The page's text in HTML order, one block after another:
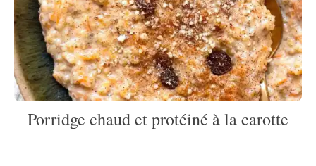
Porridge chaud et protéiné à la carotte